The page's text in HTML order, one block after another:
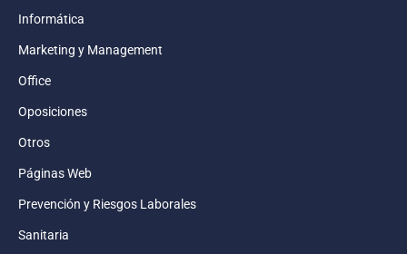
Informática
Marketing y Management
Office
Oposiciones
Otros
Páginas Web
Prevención y Riesgos Laborales
Sanitaria